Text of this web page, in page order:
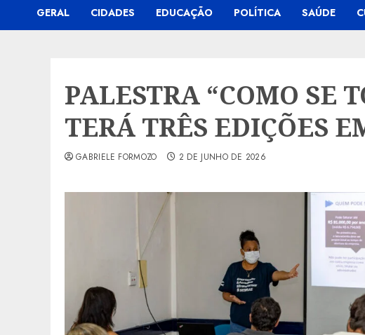
GERAL CIDADES EDUCAÇÃO POLÍTICA SAÚDE
PALESTRA “COMO SE
TERÁ TRÊS EDIÇÕES
GABRIELE FORMOZO 2 DE JUNHO DE 2026